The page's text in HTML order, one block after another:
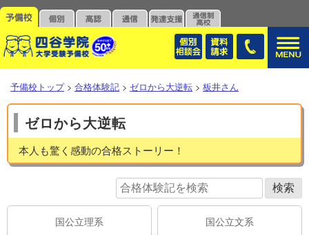
予備校トップ > 合格体験記 > ゼロから大逆転 > 板井さん
ゼロから大逆転
本人も驚く感動の合格ストーリー！
国公立理系 国公立文系